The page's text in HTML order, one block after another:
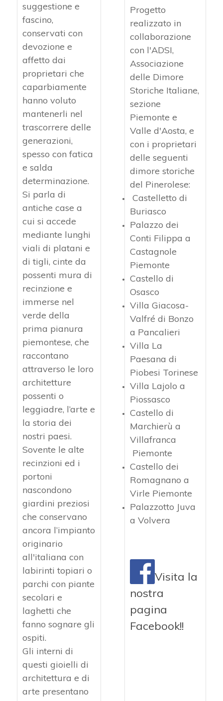
suggestione e
fascino,
conservati con
devozione e
affetto dai
proprietari che
caparbiamente
hanno voluto
mantenerli nel
trascorrere delle
generazioni,
spesso con fatica
e salda
determinazione.
Si parla di
antiche case a
cui si accede
mediante lunghi
viali di platani e
di tigli, cinte da
possenti mura di
recinzione e
immerse nel
verde della
prima pianura
piemontese, che
raccontano
attraverso le loro
architetture
possenti o
leggiadre, l’arte e
la storia dei
nostri paesi.
Sovente le alte
recinzioni ed i
por­toni
nascondono
giardini preziosi
che conservano
ancora l’impianto
originario
all'italiana con
labirinti topiari o
parchi con piante
secolari e
laghetti che
fanno sognare gli
ospiti.
Gli interni di
questi gioielli di
architettura e di
arte presentano
Progetto
realizzato in
collaborazione
con l'ADSI,
Associazione
delle Dimore
Storiche Italiane,
sezione
Piemonte e
Valle d'Aosta, e
con i proprietari
delle seguenti
dimore storiche
del Pinerolese:
Castelletto di
Buriasco
Palazzo dei
Conti Filippa a
Castagnole
Piemonte
Castello di
Osasco
Villa Giacosa-
Valfré di Bonzo
a Pancalieri
Villa La
Paesana di
Piobesi Torinese
Villa Lajolo a
Piossasco
Castello di
Marchierù a
Villafranca
Piemonte
Castello dei
Romagnano a
Virle Piemonte
Palazzotto Juva
a Volvera
Visita la
nostra
pagina
Facebook!!